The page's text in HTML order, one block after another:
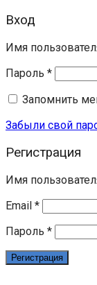
Вход
Имя
Пароль *
Запомнить
Забыли свой
Регистрация
Имя
Email *
Пароль *
Регистрация